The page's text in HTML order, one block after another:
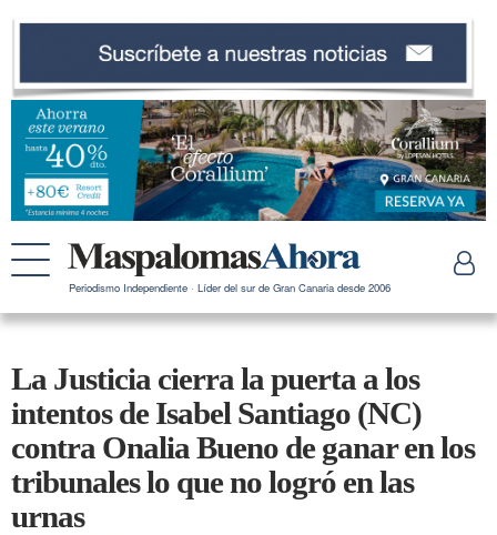
Periodismo Independiente · Líder del sur de Gran Canaria desde 2006
La Justicia cierra la puerta a los
intentos de Isabel Santiago (NC)
contra Onalia Bueno de ganar en los
tribunales lo que no logró en las
urnas